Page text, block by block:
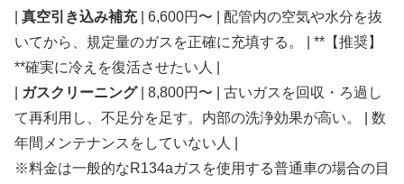
真空引き込み補充| 6,600円〜 | 配管内の空気や水分を抜
いてから、規定量のガスを正確に充填する。 | **【推奨】
**確実に冷えを復活させたい人 |
ガスクリーニング| 8,800円〜 | 古いガスを回収・ろ過し
て再利用し、不足分を足す。内部の洗浄効果が高い。 | 数
年間メンテナンスをしていない人 |
※料金は一般的なR134aガスを使用する普通車の場合の目